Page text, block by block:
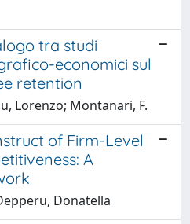
tra studi
economici sul
retention
Lorenzo; Montanari, F.
of Firm-Level
A
Donatella